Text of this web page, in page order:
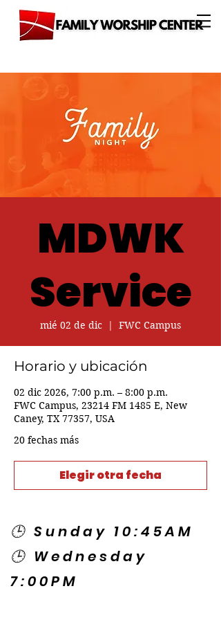
MDWK
Service
mié 02 de dic
  |
FWC Campus
Horario y ubicación
02 dic 2026, 7:00 p.m. – 8:00 p.m.
FWC Campus, 23214 FM 1485 E, New
Caney, TX 77357, USA
20 fechas más
Elegir otra fecha
🕒 Sunday 10:45AM
🕒 Wednesday
7:00PM